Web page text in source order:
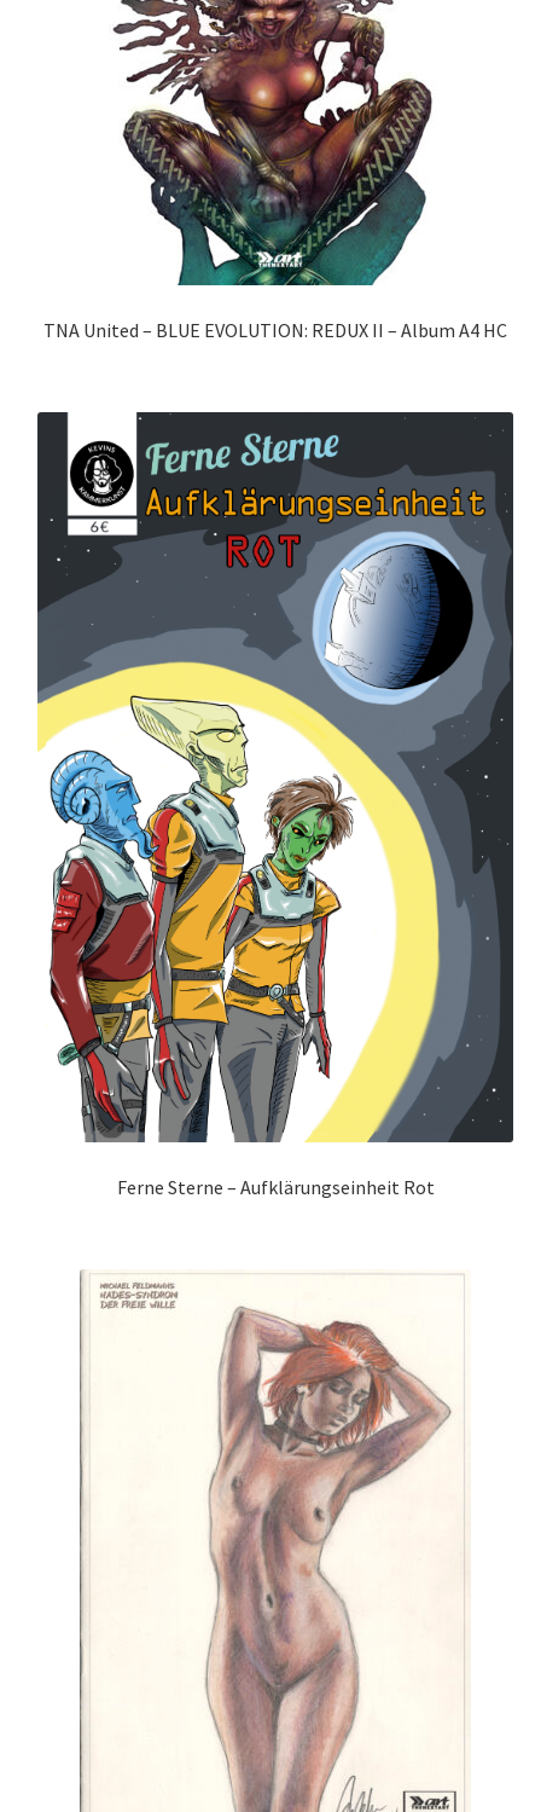
TNA United – BLUE EVOLUTION: REDUX II – Album A4 HC
Ferne Sterne – Aufklärungseinheit Rot